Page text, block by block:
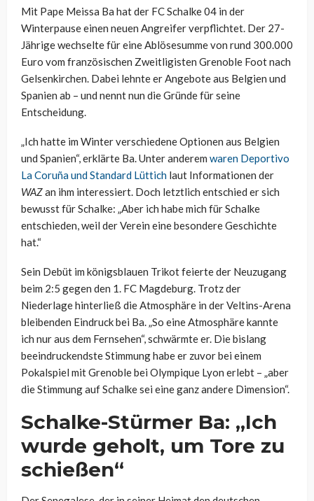
Mit Pape Meissa Ba hat der FC Schalke 04 in der
Winterpause einen neuen Angreifer verpflichtet. Der 27-
Jährige wechselte für eine Ablösesumme von rund 300.000
Euro vom französischen Zweitligisten Grenoble Foot nach
Gelsenkirchen. Dabei lehnte er Angebote aus Belgien und
Spanien ab – und nennt nun die Gründe für seine
Entscheidung.
„Ich hatte im Winter verschiedene Optionen aus Belgien
und Spanien“, erklärte Ba. Unter anderem waren Deportivo
La Coruña und Standard Lüttich laut Informationen der
WAZan ihm interessiert. Doch letztlich entschied er sich
bewusst für Schalke: „Aber ich habe mich für Schalke
entschieden, weil der Verein eine besondere Geschichte
hat.“
Sein Debüt im königsblauen Trikot feierte der Neuzugang
beim 2:5 gegen den 1. FC Magdeburg. Trotz der
Niederlage hinterließ die Atmosphäre in der Veltins-Arena
bleibenden Eindruck bei Ba. „So eine Atmosphäre kannte
ich nur aus dem Fernsehen“, schwärmte er. Die bislang
beeindruckendste Stimmung habe er zuvor bei einem
Pokalspiel mit Grenoble bei Olympique Lyon erlebt – „aber
die Stimmung auf Schalke sei eine ganz andere Dimension“.
Schalke-Stürmer Ba: „Ich
wurde geholt, um Tore zu
schießen“